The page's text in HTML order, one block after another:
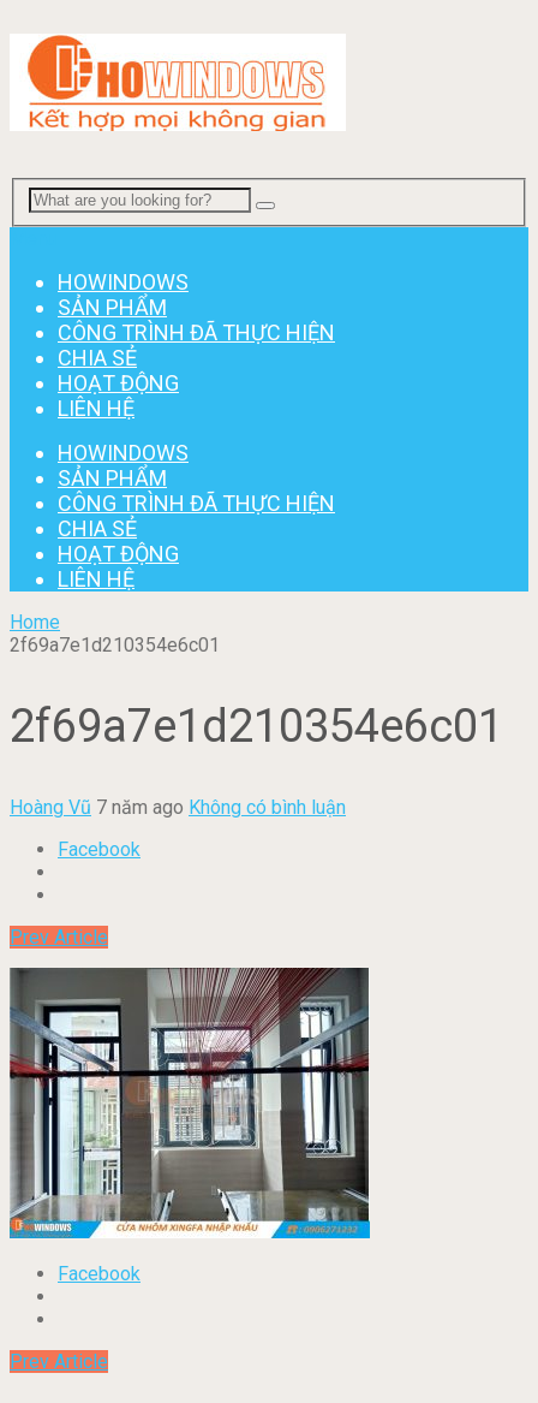
HOWINDOWS
SẢN PHẨM
CÔNG TRÌNH ĐÃ THỰC HIỆN
CHIA SẺ
HOẠT ĐỘNG
LIÊN HỆ
HOWINDOWS
SẢN PHẨM
CÔNG TRÌNH ĐÃ THỰC HIỆN
CHIA SẺ
HOẠT ĐỘNG
LIÊN HỆ
Home
2f69a7e1d210354e6c01
2f69a7e1d210354e6c01
Hoàng Vũ 7 năm ago Không có bình luận
Facebook
Prev Article
Facebook
Prev Article